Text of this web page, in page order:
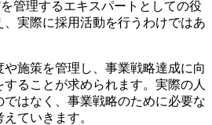
管理するエキスパートとしての役
実際に採用活動を行うわけではあ
施策を管理し、事業戦略達成に向
ることが求められます。実際の人
はなく、事業戦略のために必要な
ていきます。